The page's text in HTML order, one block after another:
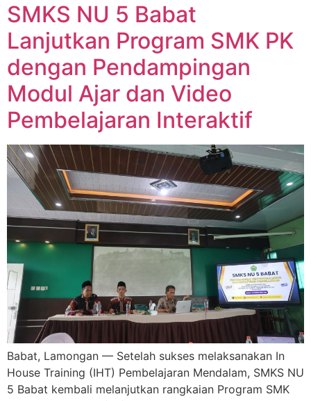
SMKS NU 5 Babat
Lanjutkan Program SMK PK
dengan Pendampingan
Modul Ajar dan Video
Pembelajaran Interaktif
Babat, Lamongan — Setelah sukses melaksanakan In
House Training (IHT) Pembelajaran Mendalam, SMKS NU
5 Babat kembali melanjutkan rangkaian Program SMK